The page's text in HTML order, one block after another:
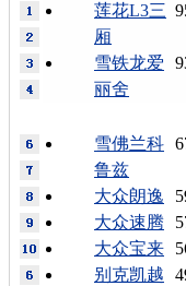
莲花L3三
厢
雪铁龙爱
丽舍
雪佛兰科
鲁兹
大众朗逸
大众速腾
大众宝来
别克凯越